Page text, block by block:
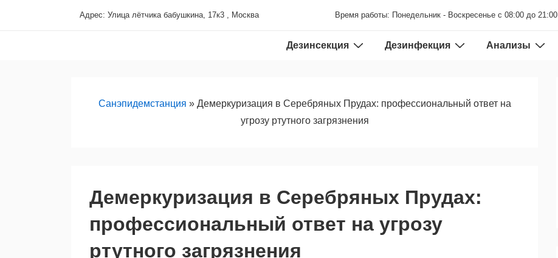
Адрес: Улица лётчика бабушкина, 17к3 , Москва Время работы: Понедельник - Воскресенье с 08:00 до 21:00
Дезинсекция Дезинфекция Анализы
Санэпидемстанция » Демеркуризация в Серебряных Прудах: профессиональный ответ на
угрозу ртутного загрязнения
Демеркуризация в Серебряных Прудах:
профессиональный ответ на угрозу
ртутного загрязнения